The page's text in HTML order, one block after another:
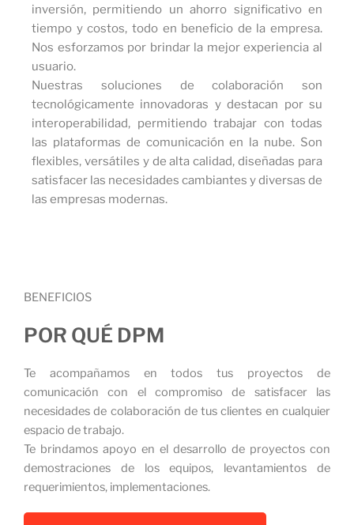
inversión, permitiendo un ahorro significativo en
tiempo y costos, todo en beneficio de la empresa.
Nos esforzamos por brindar la mejor experiencia al
usuario.
Nuestras soluciones de colaboración son
tecnológicamente innovadoras y destacan por su
interoperabilidad, permitiendo trabajar con todas
las plataformas de comunicación en la nube. Son
flexibles, versátiles y de alta calidad, diseñadas para
satisfacer las necesidades cambiantes y diversas de
las empresas modernas.
BENEFICIOS
POR QUÉ DPM
Te acompañamos en todos tus proyectos de
comunicación con el compromiso de satisfacer las
necesidades de colaboración de tus clientes en cualquier
espacio de trabajo.
Te brindamos apoyo en el desarrollo de proyectos con
demostraciones de los equipos, levantamientos de
requerimientos, implementaciones.